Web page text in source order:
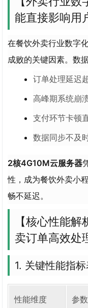
能直接影响用
在餐饮外卖行业数字
成败的关键因素。数
订单处理延迟
高峰期系统崩
支付环节卡顿
数据同步不及
2核4G10M云服务器
性，成为餐饮外卖小
畅不延迟。
【核心性能
卖订单高效处
1. 关键性能指
性能维度 参数